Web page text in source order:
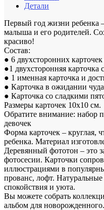
Детали
Первый год жизни ребенка
малыша и его родителей.
красиво!
Состав:
● 6 двухсторонних
●1 двухсторонняя карточка
● 1 именная карточка и
● Карточка в ожидании
● Карточка со сладкими
Размеры карточек 10х10 см.
Обратите внимание: набор
девочек
Форма карточек – круглая,
ребенка. Материал
Деревянный фототон – это
фотосесии. Карточки
иллюстрациями в
прованс, лофт.
спокойствия и уюта.
Вы можете собрать
альбом для новорожденного.